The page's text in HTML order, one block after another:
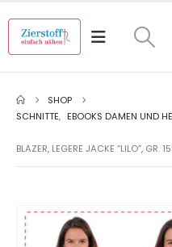
SHOP
SCHNITTE, EBOOKS DAMEN UND
BLAZER, LEGERE JACKE “LILO”, GR.